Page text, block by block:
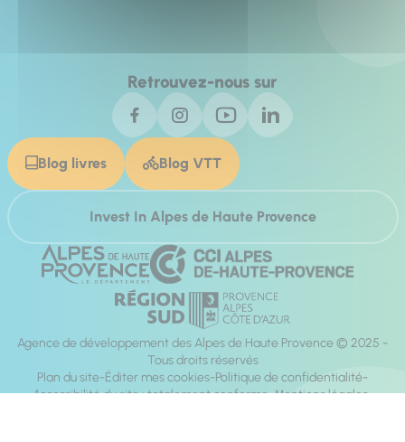
Retrouvez-nous sur
Blog livres Blog VTT
Invest In Alpes de Haute Provence
Agence de développement des Alpes de Haute Provence © 2025 -
Tous droits réservés
Plan du site Éditer mes cookies Politique de confidentialité
Accessibilité du site : totalement conforme Mentions légales